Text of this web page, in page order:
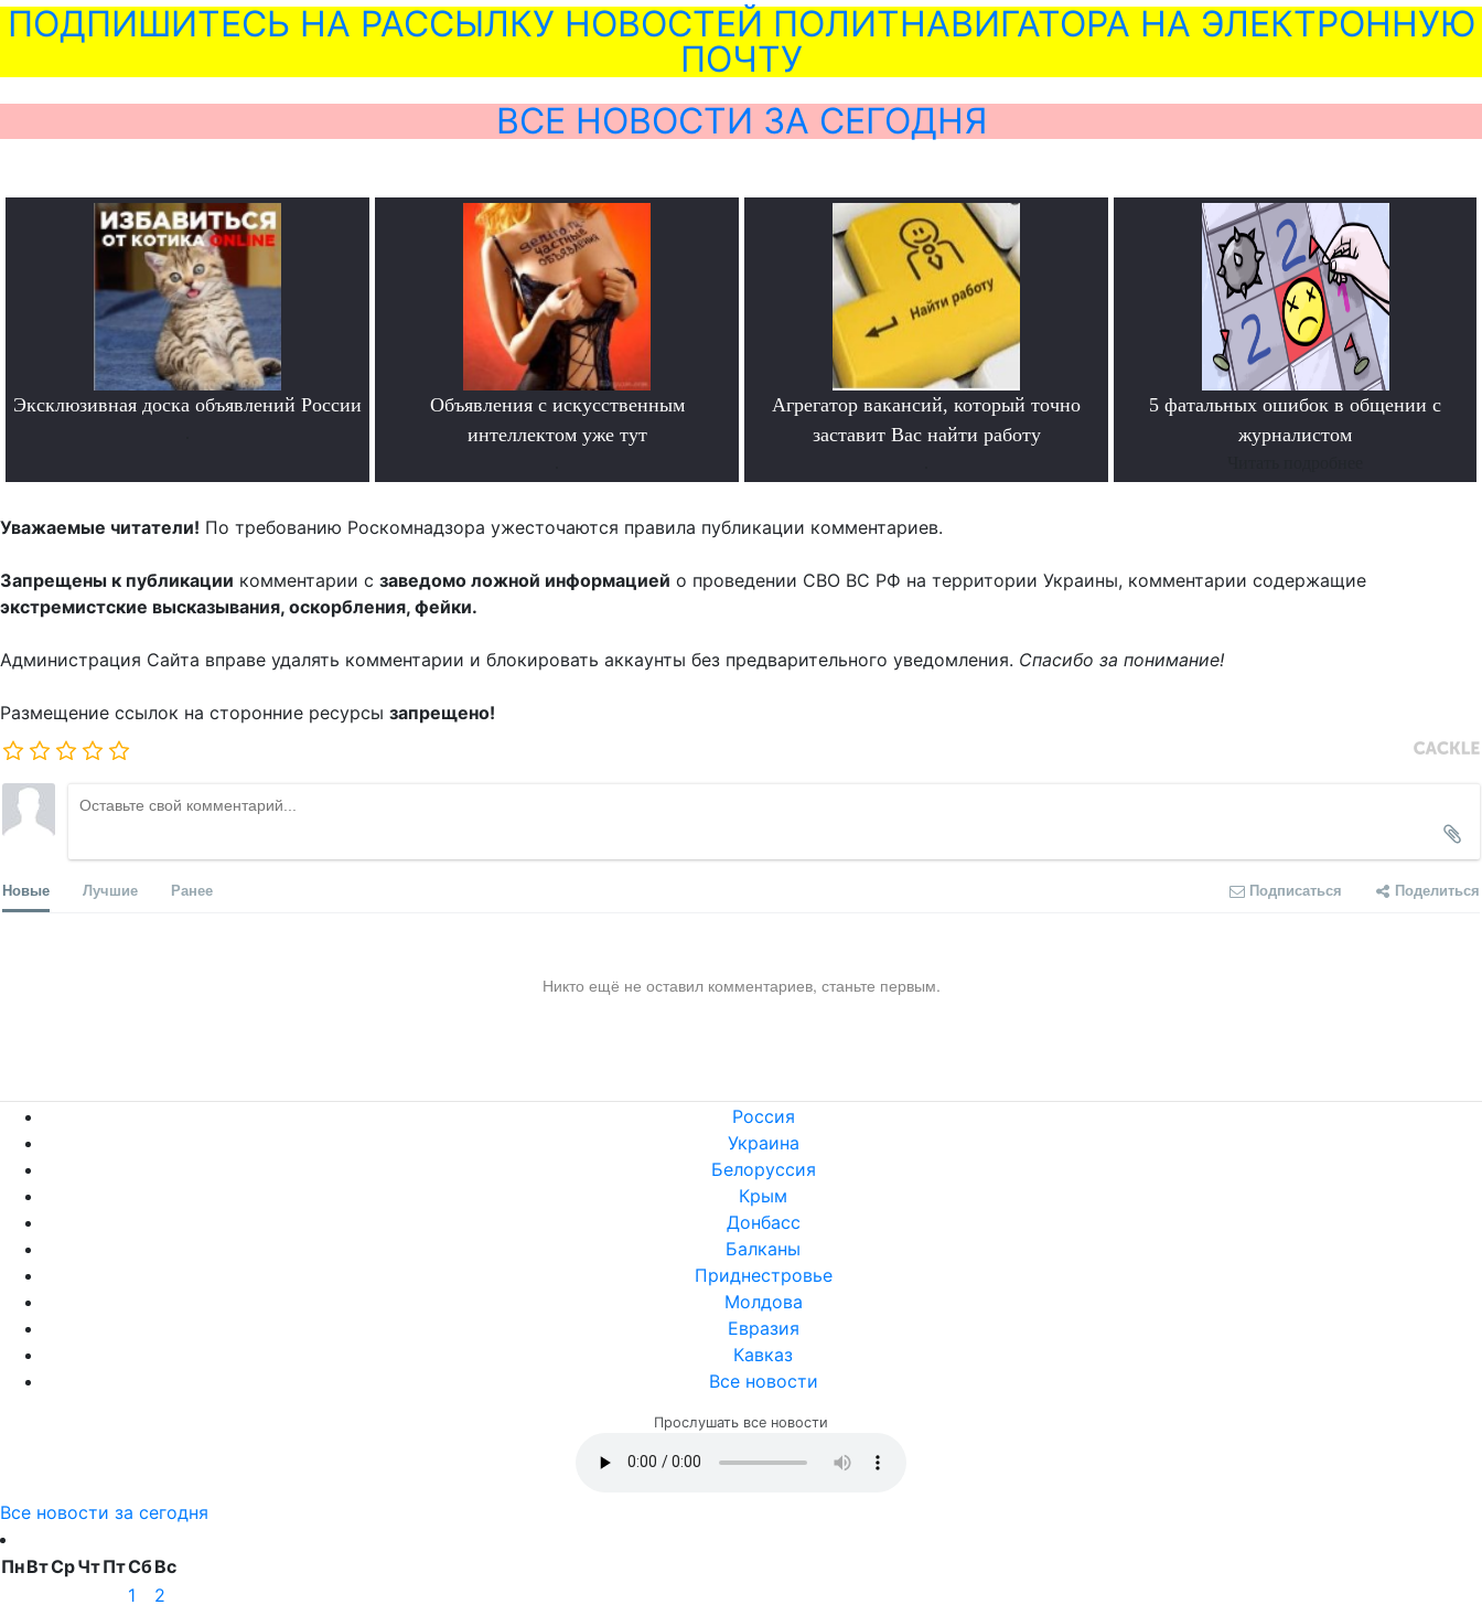
ПОДПИШИТЕСЬ НА РАССЫЛКУ НОВОСТЕЙ ПОЛИТНАВИГАТОРА НА ЭЛЕКТРОННУЮ
ПОЧТУ
ВСЕ НОВОСТИ ЗА СЕГОДНЯ
Эксклюзивная доска объявлений России
Объявления с искусственным
интеллектом уже тут
Агрегатор вакансий, который точно
заставит Вас найти работу
5 фатальных ошибок в общении с
журналистом
Уважаемые читатели! По требованию Роскомнадзора ужесточаются правила публикации комментариев.
Запрещены к публикации комментарии с заведомо ложной информацией о проведении СВО ВС РФ на территории Украины, комментарии содержащие
экстремистские высказывания, оскорбления, фейки.
Администрация Сайта вправе удалять комментарии и блокировать аккаунты без предварительного уведомления. Спасибо за понимание!
Размещение ссылок на сторонние ресурсы запрещено!
Новые Лучшие Ранее Подписаться Поделиться
Никто ещё не оставил комментариев, станьте первым.
Россия
Украина
Белоруссия
Крым
Донбасс
Балканы
Приднестровье
Молдова
Евразия
Кавказ
Все новости
Прослушать все новости
Все новости за сегодня
ПнВтСрЧтПтСбВс
1
2